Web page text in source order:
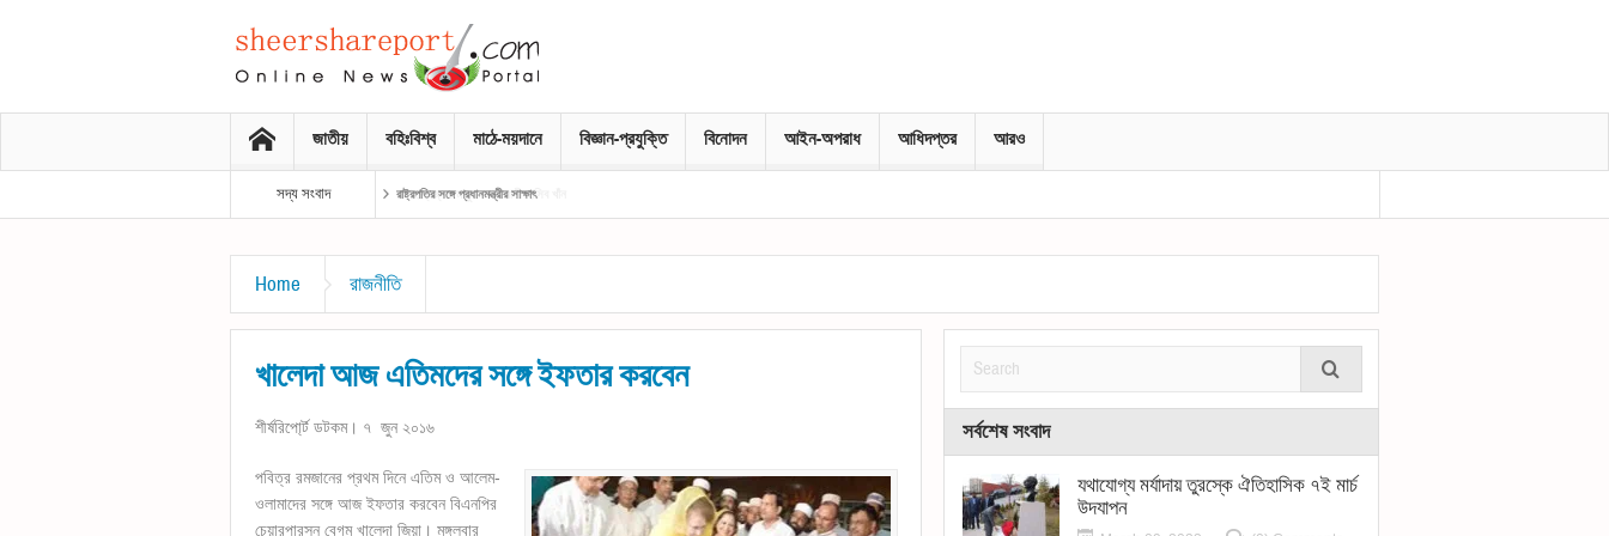
জাতীয় বহিঃবিশ্ব মাঠে-ময়দানে বিজ্ঞান-প্রযুক্তি বিনোদন আইন-অপরাধ আধিদপ্তর আরও
সদ্য সংবাদ রাষ্ট্রপতির সঙ্গে প্রধানমন্ত্রীর সাক্ষাৎ
Home রাজনীতি
খালেদা আজ এতিমদের সঙ্গে ইফতার করবেন
শীর্ষরিপো্র্ট ডটকম। ৭ জুন ২০১৬
পবিত্র রমজানের প্রথম দিনে এতিম ও আলেম-
ওলামাদের সঙ্গে আজ ইফতার করবেন বিএনপির
চেয়ারপারসন বেগম খালেদা জিয়া। মঙ্গলবার
সর্বশেষ সংবাদ
যথাযোগ্য মর্যাদায় তুরস্কে ঐতিহাসিক ৭ই মার্চ
উদযাপন